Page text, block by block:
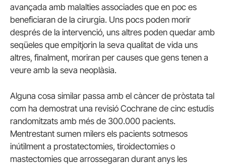
avançada amb malalties associades que en poc es
beneficiaran de la cirurgia. Uns pocs poden morir
després de la intervenció, uns altres poden quedar amb
seqüeles que empitjorin la seva qualitat de vida uns
altres, finalment, moriran per causes que gens tenen a
veure amb la seva neoplàsia.
Alguna cosa similar passa amb el càncer de pròstata tal
com ha demostrat una revisió Cochrane de cinc estudis
randomitzats amb més de 300.000 pacients.
Mentrestant sumen milers els pacients sotmesos
inútilment a prostatectomies, tiroidectomies o
mastectomies que arrossegaran durant anys les